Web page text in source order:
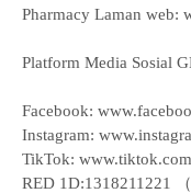
Pharmacy Laman web:
Platform Media Sosial
Facebook:
Instagram:
TikTok:
RED 1D:1318211221